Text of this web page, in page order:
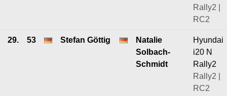
Rally2 |
RC2
29. 53 Stefan Göttig
Natalie
Solbach-
Schmidt
Hyundai
i20 N
Rally2
Rally2 |
RC2